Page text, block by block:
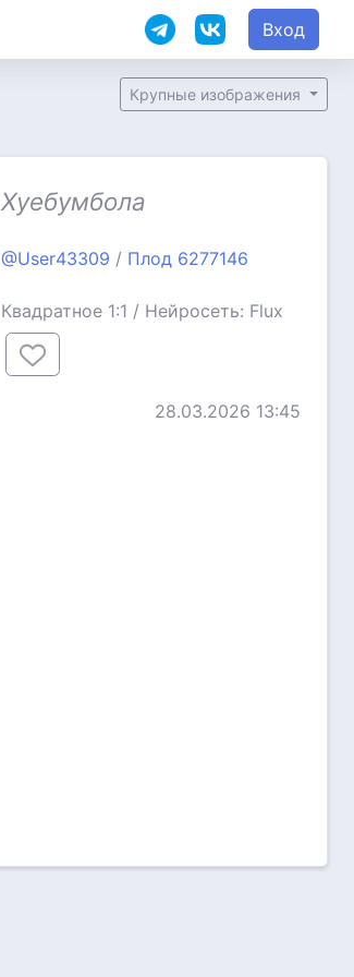
Вход
Крупные изображения
Хуебумбола
@User43309 / Плод 6277146
Квадратное 1:1 / Нейросеть: Flux
28.03.2026 13:45